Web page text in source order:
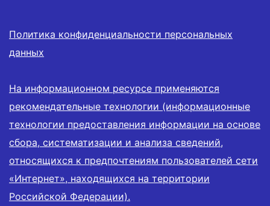
Политика конфиденциальности персональных
данных
На информационном ресурсе применяются
рекомендательные технологии (информационные
технологии предоставления информации на основе
сбора, систематизации и анализа сведений,
относящихся к предпочтениям пользователей сети
«Интернет», находящихся на территории
Российской Федерации).